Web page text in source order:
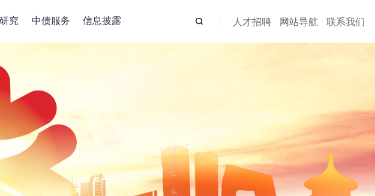
究 中债服务 信息披露 人才招聘 网站导航 联系我们